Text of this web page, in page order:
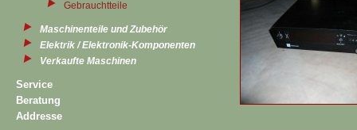
Gebrauchtteile
Maschinenteile und Zubehör
Elektrik / Elektronik-Komponenten
Verkaufte Maschinen
Service
Beratung
Addresse